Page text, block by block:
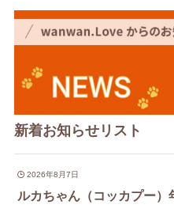
新着お知らせリスト
2026年8月7日
ルカちゃん（コッカプー）